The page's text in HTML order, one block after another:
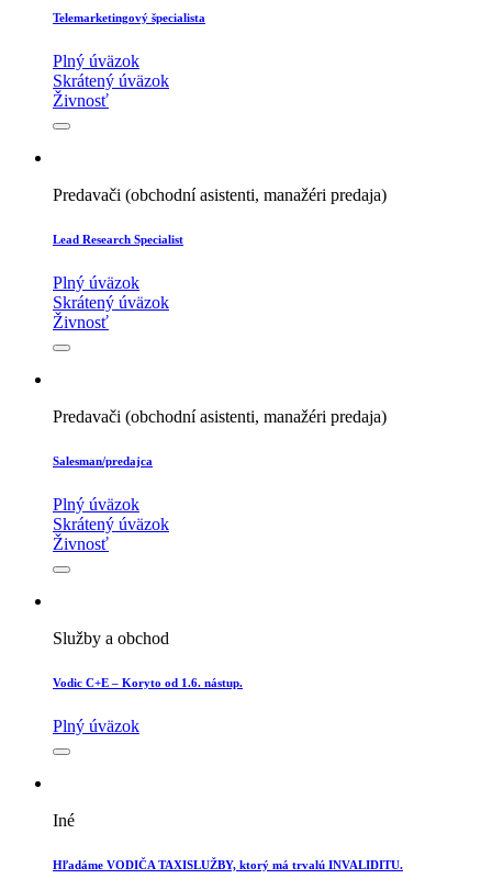
Telemarketingový špecialista
Plný úväzok
Skrátený úväzok
Živnosť
Predavači (obchodní asistenti, manažéri predaja)
Lead Research Specialist
Plný úväzok
Skrátený úväzok
Živnosť
Predavači (obchodní asistenti, manažéri predaja)
Salesman/predajca
Plný úväzok
Skrátený úväzok
Živnosť
Služby a obchod
Vodic C+E – Koryto od 1.6. nástup.
Plný úväzok
Iné
Hľadáme VODIČA TAXISLUŽBY, ktorý má trvalú INVALIDITU.